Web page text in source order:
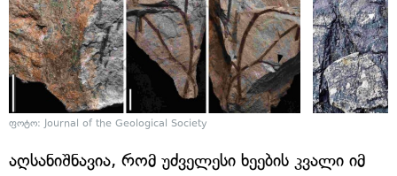
ფოტო: Journal of the Geological Society
აღსანიშნავია, რომ უძველესი ხეების კვალი იმ